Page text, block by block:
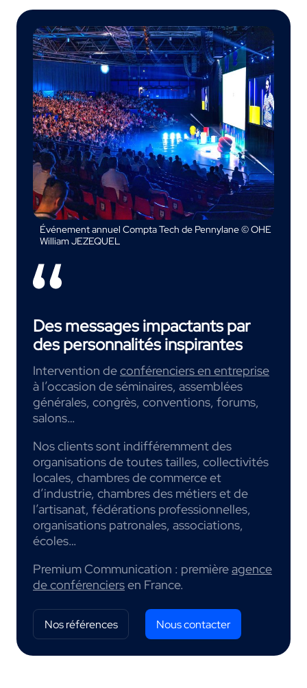
Événement annuel Compta Tech de Pennylane © OHE
William JEZEQUEL
Des messages impactants par
des personnalités inspirantes
Intervention deconférenciers en entreprise
à l’occasion de séminaires, assemblées
générales, congrès, conventions, forums,
salons…
Nos clients sont indifféremment des
organisations de toutes tailles, collectivités
locales, chambres de commerce et
d’industrie, chambres des métiers et de
l’artisanat, fédérations professionnelles,
organisations patronales, associations,
écoles…
Premium Communication : premièreagence
de conférenciersen France.
Nos références Nous contacter